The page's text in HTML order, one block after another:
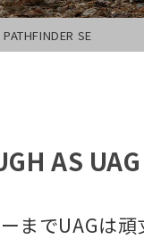
SE
AS UAG
までUAGは頑